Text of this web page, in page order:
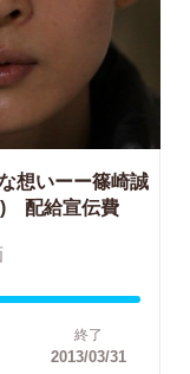
想いーー篠崎誠
配給宣伝費
終了
2013/03/31